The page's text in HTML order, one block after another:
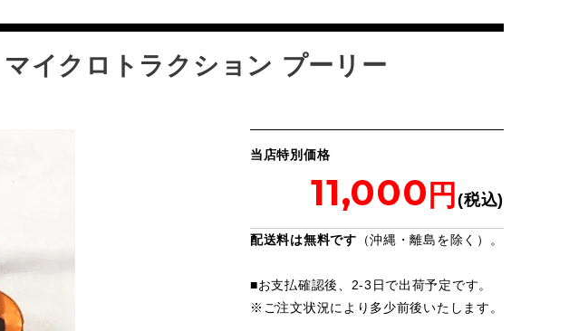
イクロトラクション プーリー
当店特別価格
11,000
配送料は無料です （沖縄・離島を除く）。
■お支払確認後、2-3日で出荷予定です。
※ ご注文状況により多少前後いたします。